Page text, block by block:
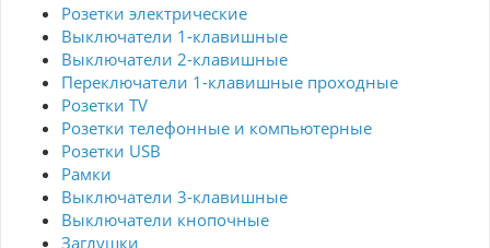
Розетки электрические
Выключатели 1-клавишные
Выключатели 2-клавишные
Переключатели 1-клавишные проходные
Розетки TV
Розетки телефонные и компьютерные
Розетки USB
Рамки
Выключатели 3-клавишные
Выключатели кнопочные
Заглушки